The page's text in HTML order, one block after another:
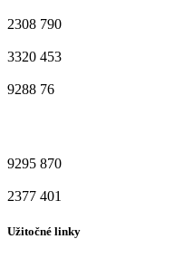
2308 790
3320 453
9288 76
9295 870
2377 401
Užitočné linky